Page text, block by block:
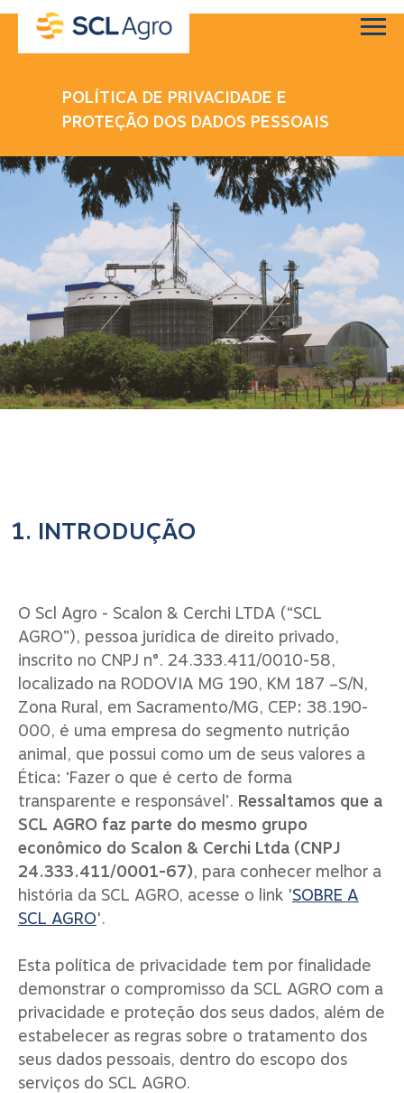
POLÍTICA DE PRIVACIDADE E
PROTEÇÃO DOS DADOS PESSOAIS
INTRODUÇÃO
O Scl Agro - Scalon & Cerchi LTDA (“SCL
AGRO”), pessoa jurídica de direito privado,
inscrito no CNPJ n°. 24.333.411/0010-58,
localizado na RODOVIA MG 190, KM 187 –S/N,
Zona Rural, em Sacramento/MG, CEP: 38.190-
000, é uma empresa do segmento nutrição
animal, que possui como um de seus valores a
Ética: ‘Fazer o que é certo de forma
transparente e responsável’. Ressaltamos que a
SCL AGRO faz parte do mesmo grupo
econômico do Scalon & Cerchi Ltda (CNPJ
24.333.411/0001-67), para conhecer melhor a
história da SCL AGRO, acesse o link 'SOBRE A
SCL AGRO'.
Esta política de privacidade tem por finalidade
demonstrar o compromisso da SCL AGRO com a
privacidade e proteção dos seus dados, além de
estabelecer as regras sobre o tratamento dos
seus dados pessoais, dentro do escopo dos
serviços do SCL AGRO.